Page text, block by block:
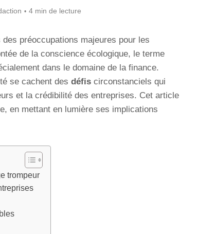
4 min de lecture
préoccupations majeures pour les
de la conscience écologique, le terme
dans le domaine de la finance.
se cachent des défis circonstanciels qui
et la crédibilité des entreprises. Cet article
en mettant en lumière ses implications
trompeur